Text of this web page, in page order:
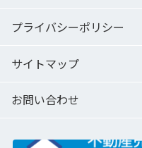
プライバシーポリシー
サイトマップ
お問い合わせ